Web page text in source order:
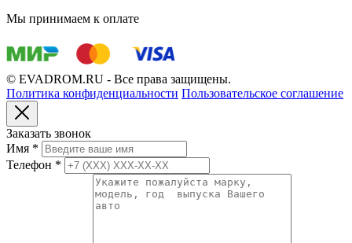
Мы принимаем к оплате
© EVADROM.RU - Все права защищены.
Политика конфиденциальности Пользовательское соглашение
Заказать звонок
Имя *
Телефон *